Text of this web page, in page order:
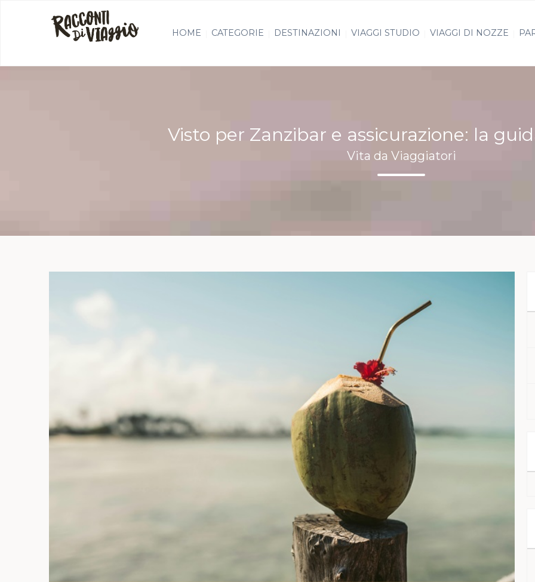
HOME CATEGORIE DESTINAZIONI VIAGGI STUDIO VIAGGI DI NOZZE
Visto per Zanzibar e assicurazione: la
Vita da Viaggiatori